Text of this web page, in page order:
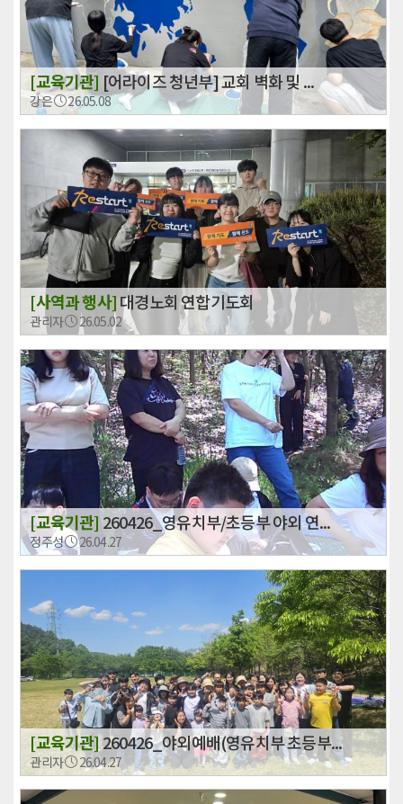
[교육기관] [어라이즈 청년부] 교회 벽화 및 ...
강은 26.05.08
[사역과 행사]대경노회 연합기도회
관리자 26.05.02
[교육기관] 260426_영유치부/초등부 야외 연...
정주성 26.04.27
[교육기관]260426_야외예배(영유치부 초등부...
관리자 26.04.27